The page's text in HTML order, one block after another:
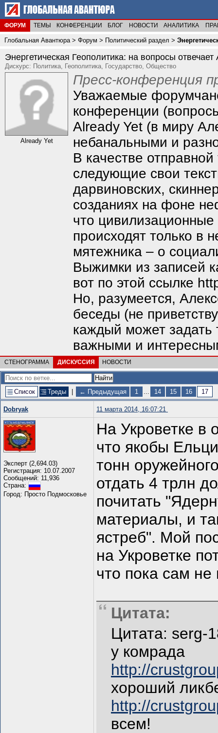
ФОРУМ ТЕМЫ КОНФЕРЕНЦИИ БЛОГ НОВОСТИ АНАЛИТИКА
Глобальная Авантюра> Форум > Политический раздел >
Энергетическая Геополитика: на вопросы отвечает
Дискурс: Политика, Геополитика, Государство, Общество
Already Yet
Пресс-конференция
Уважаемые
конференции
Already Yet (в миру
небанальными и
В качестве
следующие свои
дарвиновских,
созданиях на фоне
что
происходят только в
мятежника – о
Выжимки из записей
вот по этой ссылке
Но, разумеется,
беседы (не
каждый может задать
важными и
СТЕНОГРАММА ДИСКУССИЯ НОВОСТИ
Список Треды ← Предыдущая 1 ... 14 15 16 17
Dobryаk 11 марта 2014, 16:07:21
Эксперт (2,694.03)
Регистрация: 10.07.2007
Сообщений: 11,936
Страна:
Город: Просто Подмосковье
На Укроветке в
что якобы
тонн
отдать 4 трлн
почитать
материалы, и
ястреб". Мой
на Укроветке
что пока сам
Цитата:
Цитата: serg-
у комрада
http://
хороший
http://
всем!